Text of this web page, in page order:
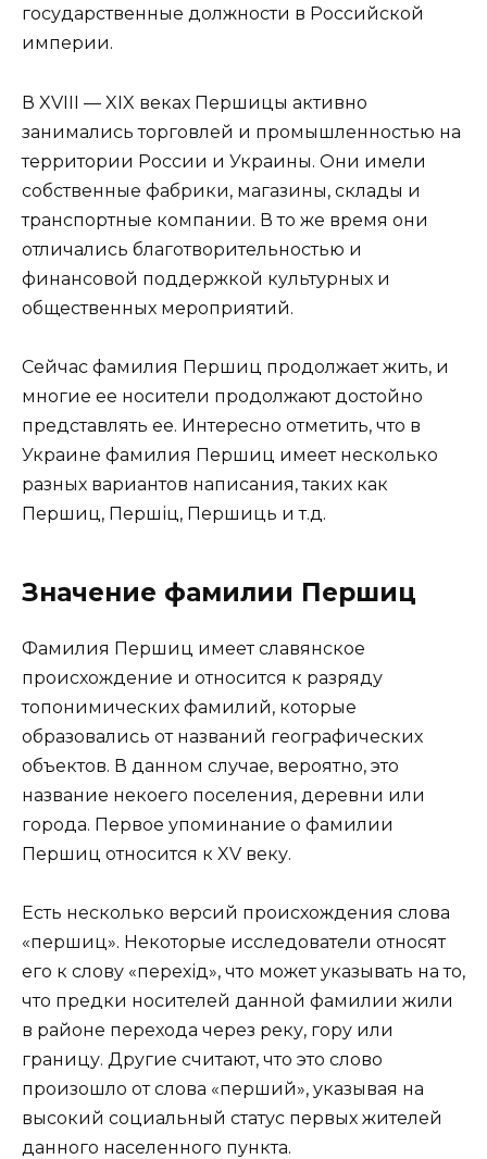
государственные должности в Российской
империи.
В XVIII — XIX веках Першицы активно
занимались торговлей и промышленностью на
территории России и Украины. Они имели
собственные фабрики, магазины, склады и
транспортные компании. В то же время они
отличались благотворительностью и
финансовой поддержкой культурных и
общественных мероприятий.
Сейчас фамилия Першиц продолжает жить, и
многие ее носители продолжают достойно
представлять ее. Интересно отметить, что в
Украине фамилия Першиц имеет несколько
разных вариантов написания, таких как
Першиц, Першіц, Першиць и т.д.
Значение фамилии Першиц
Фамилия Першиц имеет славянское
происхождение и относится к разряду
топонимических фамилий, которые
образовались от названий географических
объектов. В данном случае, вероятно, это
название некоего поселения, деревни или
города. Первое упоминание о фамилии
Першиц относится к XV веку.
Есть несколько версий происхождения слова
«першиц». Некоторые исследователи относят
его к слову «перехід», что может указывать на то,
что предки носителей данной фамилии жили
в районе перехода через реку, гору или
границу. Другие считают, что это слово
произошло от слова «перший», указывая на
высокий социальный статус первых жителей
данного населенного пункта.